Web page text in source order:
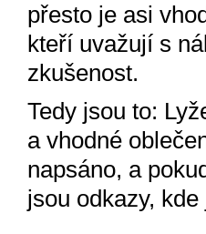
přesto je asi
kteří uvažují s
zkušenost.
Tedy jsou to:
a vhodné
napsáno, a
jsou odkazy,